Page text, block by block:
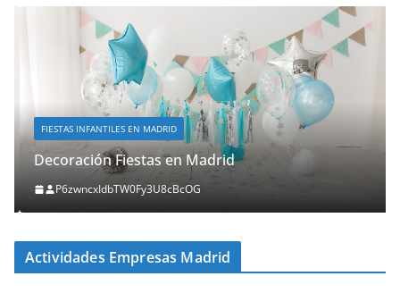
FIESTAS INFANTILES EN MADRID
Decoración Fiestas en Madrid
P6zwncxIdbTW0Fy3U8cBcOG
Actividades Empresas Madrid